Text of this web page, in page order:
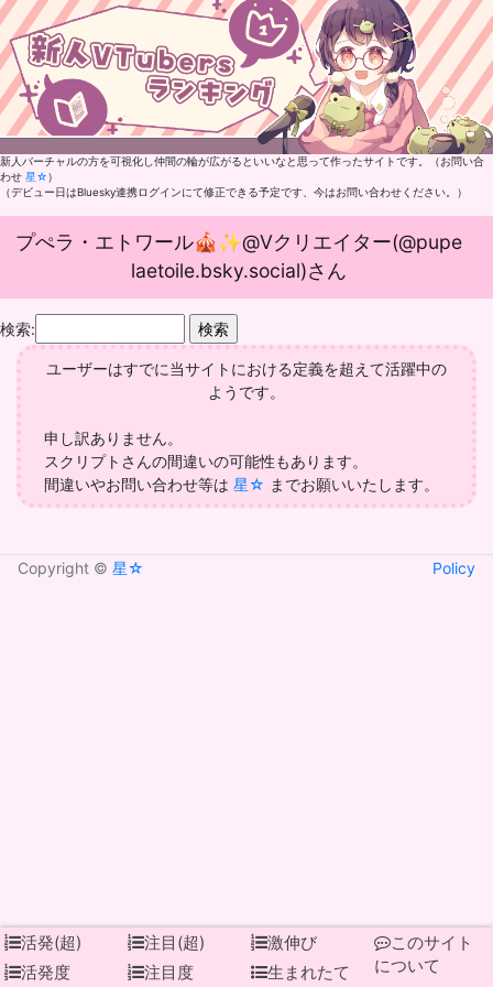
新人バーチャルの方を可視化し仲間の輪が広がるといいなと思って作ったサイトです。（お問い合
わせ 星☆）
（デビュー日はBluesky連携ログインにて修正できる予定です、今はお問い合わせください。）
プぺラ・エトワール🎪✨@Vクリエイター(@pupe
laetoile.bsky.social)さん
検索:
ユーザーはすでに当サイトにおける定義を超えて活躍中の
ようです。
申し訳ありません。
スクリプトさんの間違いの可能性もあります。
間違いやお問い合わせ等は 星☆ までお願いいたします。
Copyright © 星☆ Policy
活発(超)
活発度
注目(超)
注目度
激伸び
生まれたて
このサイト
について